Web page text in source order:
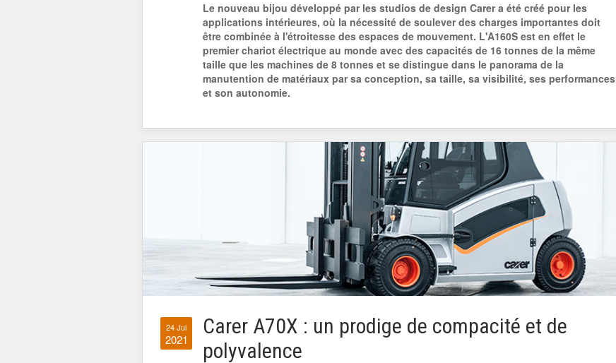
Le nouveau bijou développé par les studios de design Carer a été créé pour les
applications intérieures, où la nécessité de soulever des charges importantes doit
être combinée à l'étroitesse des espaces de mouvement. L'A160S est en effet le
premier chariot électrique au monde avec des capacités de 16 tonnes de la même
taille que les machines de 8 tonnes et se distingue dans le panorama de la
manutention de matériaux par sa conception, sa taille, sa visibilité, ses performances
et son autonomie.
24 Jui
2021
Carer A70X : un prodige de compacité et de
polyvalence